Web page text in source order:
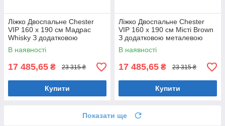
Ліжко Двоспальне Chester
VIP 160 х 190 см Мадрас
Whisky З додатковою
металевою цільнозварною
рамою Коричневий
В наявності
17 485,65 ₴ 23 315 ₴
Купити
Ліжко Двоспальне Chester
VIP 160 х 190 см Місті Brown
З додатковою металевою
цільнозварною рамою
Коричневий
В наявності
17 485,65 ₴ 23 315 ₴
Купити
Показати ще